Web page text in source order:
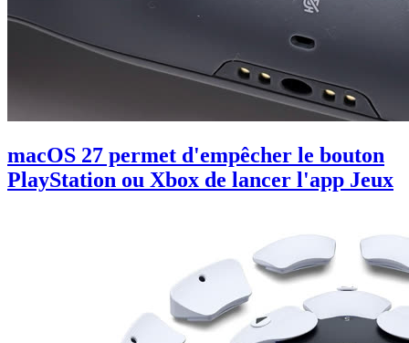
macOS 27 permet d'empêcher le bouton
PlayStation ou Xbox de lancer l'app Jeux